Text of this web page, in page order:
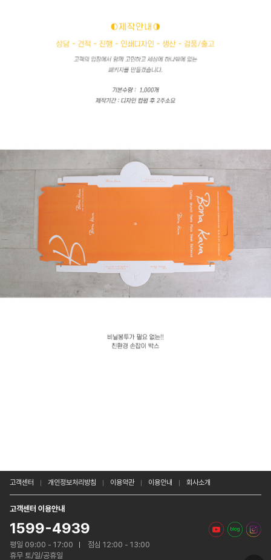
고객센터 개인정보처리방침 이용약관 이용안내 회사소개
고객센터 이용안내
1599-4939
평일 09:00 - 17:00
점심 12:00 - 13:00
휴무 토/일/공휴일